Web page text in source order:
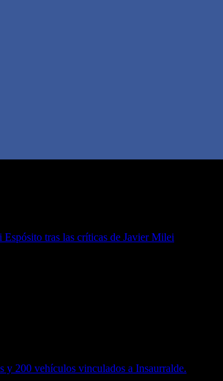
tras las críticas de Javier Milei
y 200 vehículos vinculados a Insaurralde.